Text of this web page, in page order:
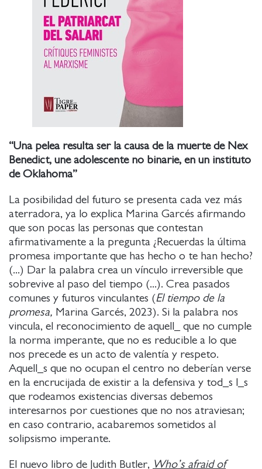
“Una pelea resulta ser la causa de la muerte de Nex
Benedict, une adolescente no binarie, en un instituto
de Oklahoma”
La posibilidad del futuro se presenta cada vez más
aterradora, ya lo explica Marina Garcés afirmando
que son pocas las personas que contestan
afirmativamente a la pregunta ¿Recuerdas la última
promesa importante que has hecho o te han hecho?
(...) Dar la palabra crea un vínculo irreversible que
sobrevive al paso del tiempo (...). Crea pasados
comunes y futuros vinculantes (El tiempo de la
promesa, Marina Garcés, 2023). Si la palabra nos
vincula, el reconocimiento de aquell_ que no cumple
la norma imperante, que no es reducible a lo que
nos precede es un acto de valentía y respeto.
Aquell_s que no ocupan el centro no deberían verse
en la encrucijada de existir a la defensiva y tod_s l_s
que rodeamos existencias diversas debemos
interesarnos por cuestiones que no nos atraviesan;
en caso contrario, acabaremos sometidos al
solipsismo imperante.
El nuevo libro de Judith Butler, Who’s afraid of